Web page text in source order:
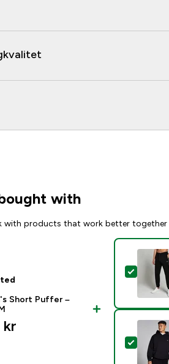
with
with products that work better together
Short Puffer –
kr‎